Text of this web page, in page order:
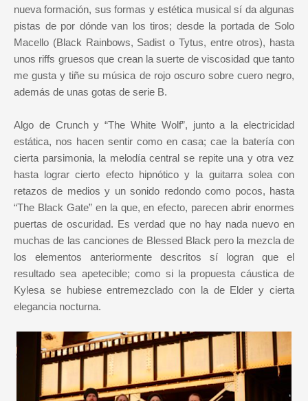
nueva formación, sus formas y estética musical sí da algunas
pistas de por dónde van los tiros; desde la portada de Solo
Macello (Black Rainbows, Sadist o Tytus, entre otros), hasta
unos riffs gruesos que crean la suerte de viscosidad que tanto
me gusta y tiñe su música de rojo oscuro sobre cuero negro,
además de unas gotas de serie B.
Algo de Crunch y “The White Wolf”, junto a la electricidad
estática, nos hacen sentir como en casa; cae la batería con
cierta parsimonia, la melodía central se repite una y otra vez
hasta lograr cierto efecto hipnótico y la guitarra solea con
retazos de medios y un sonido redondo como pocos, hasta
“The Black Gate” en la que, en efecto, parecen abrir enormes
puertas de oscuridad. Es verdad que no hay nada nuevo en
muchas de las canciones de Blessed Black pero la mezcla de
los elementos anteriormente descritos sí logran que el
resultado sea apetecible; como si la propuesta cáustica de
Kylesa se hubiese entremezclado con la de Elder y cierta
elegancia nocturna.